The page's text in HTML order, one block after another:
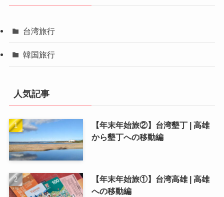
台湾旅行
韓国旅行
人気記事
【年末年始旅②】台湾墾丁 | 高雄
から墾丁への移動編
【年末年始旅①】台湾高雄 | 高雄
への移動編